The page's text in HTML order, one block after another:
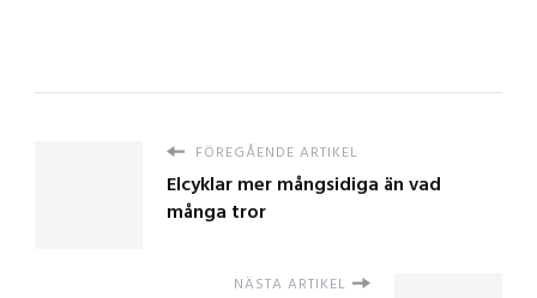
FÖREGÅENDE ARTIKEL
Elcyklar mer mångsidiga än vad
många tror
NÄSTA ARTIKEL